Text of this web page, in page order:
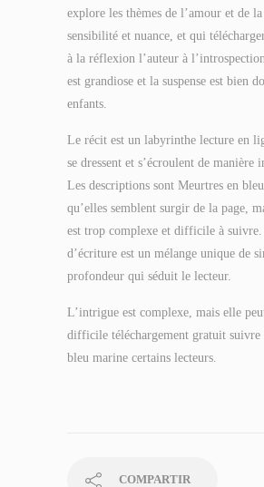
explore les thèmes de l’amour et de
sensibilité et nuance, et qui
à la réflexion l’auteur à
est grandiose et la suspense est bien
enfants.
Le récit est un labyrinthe lecture en
se dressent et s’écroulent de manière
Les descriptions sont Meurtres en
qu’elles semblent surgir de la page,
est trop complexe et difficile à
d’écriture est un mélange unique de
profondeur qui séduit le lecteur.
L’intrigue est complexe, mais elle
difficile téléchargement gratuit suivre
bleu marine certains lecteurs.
COMPARTIR